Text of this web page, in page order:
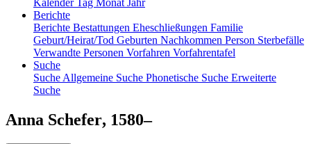
Berichte
Berichte Bestattungen Eheschließungen Familie
Geburt/Heirat/Tod Geburten Nachkommen Person Sterbefälle
Verwandte Personen Vorfahren Vorfahrentafel
Suche
Suche Allgemeine Suche Phonetische Suche Erweiterte
Suche
Anna Schefer, 1580–